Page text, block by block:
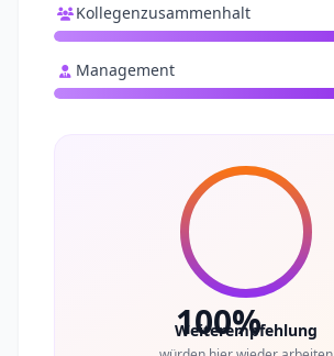
Kollegenzusammenhalt
Management
100%
Weiterempfehlung